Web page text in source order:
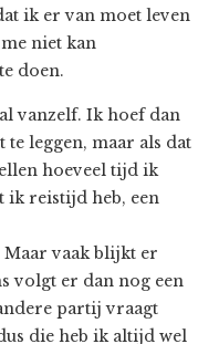
ik er van moet leven
niet kan
doen.
vanzelf. Ik hoef dan
leggen, maar als dat
hoeveel tijd ik
ik reistijd heb, een
Maar vaak blijkt er
volgt er dan nog een
partij vraagt
die heb ik altijd wel